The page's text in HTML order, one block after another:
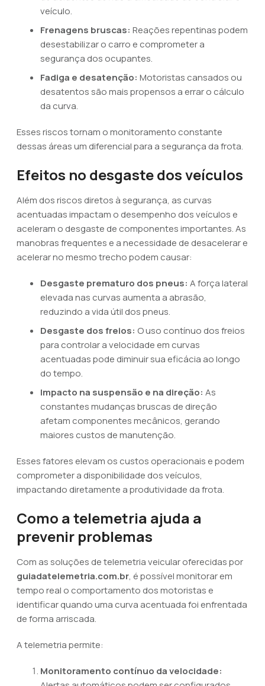
veículo.
Frenagens bruscas: Reações repentinas podem
desestabilizar o carro e comprometer a
segurança dos ocupantes.
Fadiga e desatenção: Motoristas cansados ou
desatentos são mais propensos a errar o cálculo
da curva.
Esses riscos tornam o monitoramento constante
dessas áreas um diferencial para a segurança da frota.
Efeitos no desgaste dos veículos
Além dos riscos diretos à segurança, as curvas
acentuadas impactam o desempenho dos veículos e
aceleram o desgaste de componentes importantes. As
manobras frequentes e a necessidade de desacelerar e
acelerar no mesmo trecho podem causar:
Desgaste prematuro dos pneus: A força lateral
elevada nas curvas aumenta a abrasão,
reduzindo a vida útil dos pneus.
Desgaste dos freios: O uso contínuo dos freios
para controlar a velocidade em curvas
acentuadas pode diminuir sua eficácia ao longo
do tempo.
Impacto na suspensão e na direção: As
constantes mudanças bruscas de direção
afetam componentes mecânicos, gerando
maiores custos de manutenção.
Esses fatores elevam os custos operacionais e podem
comprometer a disponibilidade dos veículos,
impactando diretamente a produtividade da frota.
Como a telemetria ajuda a
prevenir problemas
Com as soluções de telemetria veicular oferecidas por
guiadatelemetria.com.br, é possível monitorar em
tempo real o comportamento dos motoristas e
identificar quando uma curva acentuada foi enfrentada
de forma arriscada.
A telemetria permite:
Monitoramento contínuo da velocidade: